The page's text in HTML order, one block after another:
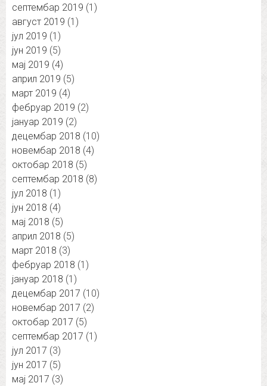
септембар 2019 (1)
август 2019 (1)
јул 2019 (1)
јун 2019 (5)
мај 2019 (4)
април 2019 (5)
март 2019 (4)
фебруар 2019 (2)
јануар 2019 (2)
децембар 2018 (10)
новембар 2018 (4)
октобар 2018 (5)
септембар 2018 (8)
јул 2018 (1)
јун 2018 (4)
мај 2018 (5)
април 2018 (5)
март 2018 (3)
фебруар 2018 (1)
јануар 2018 (1)
децембар 2017 (10)
новембар 2017 (2)
октобар 2017 (5)
септембар 2017 (1)
јул 2017 (3)
јун 2017 (5)
мај 2017 (3)